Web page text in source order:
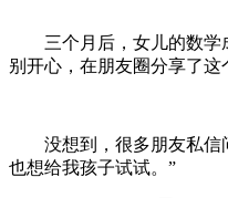
三个月后，女儿的数学
别开心，在朋友圈分享了这
没想到，很多朋友私信
也想给我孩子试试。”